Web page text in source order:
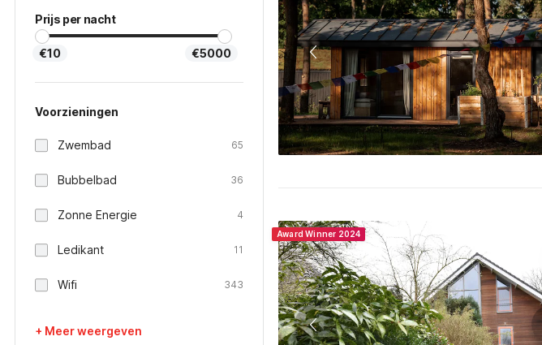
Prijs per nacht
€10 €5000
Voorzieningen
Zwembad 65
Bubbelbad 36
Zonne Energie 4
Ledikant 11
Wifi 343
+ Meer weergeven
Award Winner 2024